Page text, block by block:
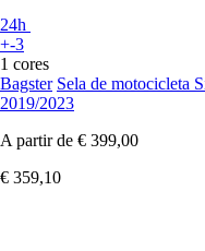
24h
+-3
1 cores
Bagster Sela de motocicleta
2019/2023
A partir de € 399,00
€ 359,10